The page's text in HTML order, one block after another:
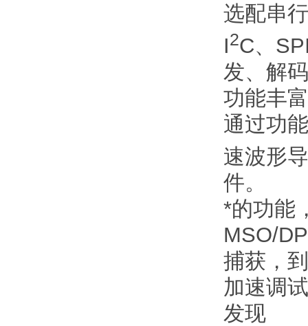
选配串
I2C、
发、解
功能丰
通过功
速波形
件。
*的功能
MSO/
捕获，
加速调
发现